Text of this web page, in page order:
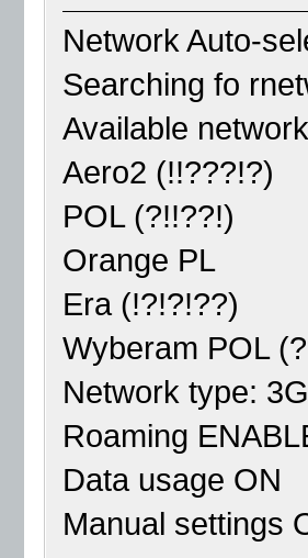
Network Auto-
Searching fo
Available
Aero2 (!!???!?)
POL (?!!??!)
Orange PL
Era (!?!?!??)
Wyberam POL
Network type: 3G
Roaming
Data usage ON
Manual settings